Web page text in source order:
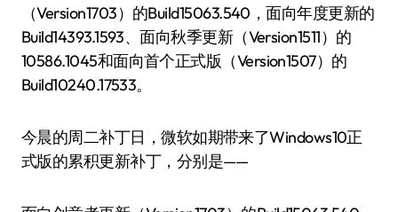
（Version1703）的Build15063.540，面向年度更新的
Build14393.1593、面向秋季更新（Version1511）的
10586.1045和面向首个正式版（Version1507）的
Build10240.17533。
今晨的周二补丁日，微软如期带来了Windows10正
式版的累积更新补丁，分别是——